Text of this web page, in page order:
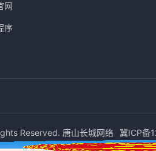
网
序
Reserved. 唐山长城网络 冀ICP备